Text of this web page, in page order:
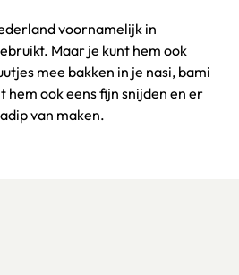
voornamelijk in
Maar je kunt hem ook
mee bakken in je nasi, bami
hem ook eens fijn snijden en er
van maken.